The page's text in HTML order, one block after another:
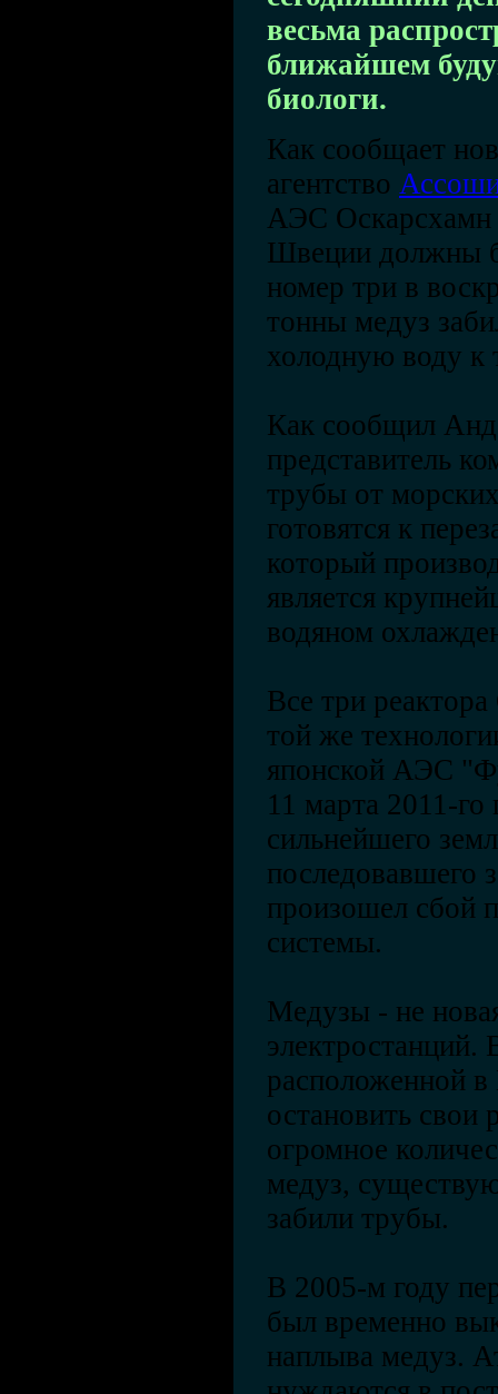
весьма
ближайшем
биологи.
Как сообщает
агентство
АЭС Оскарсхамн
Швеции должны
номер три в
тонны медуз
холодную воду к
Как сообщил
представитель
трубы от
готовятся к
который
является
водяном
Все три
той же
японской АЭС
11 марта 2011-го
сильнейшего
последовавшего
произошел сбой
системы.
Медузы - не
расположенной
остановить свои
огромное
медуз,
забили трубы.
В 2005-м году
был временно
наплыва медуз.